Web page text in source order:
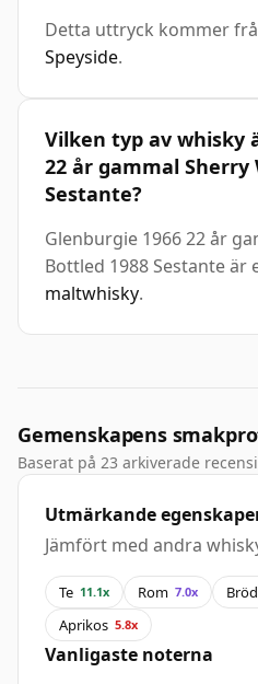
Detta uttryck kommer
Speyside.
Vilken typ av whisky
22 år gammal Sherry
Sestante?
Glenburgie 1966 22 år
Bottled 1988 Sestante är
maltwhisky.
Gemenskapens
Baserat på 23 arkiverade
Utmärkande
Jämfört med andra
Te 11.1x Rom 7.0x Bröd
Aprikos 5.8x
Vanligaste noterna